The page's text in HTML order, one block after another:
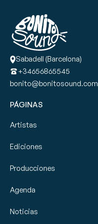
Sabadell (Barcelona)
+34656865545
bonito@bonitosound.com
PÁGINAS
Artistas
Ediciones
Producciones
Agenda
Noticias